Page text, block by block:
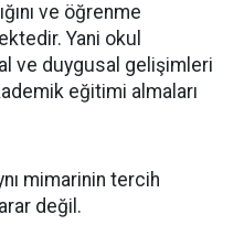
ve öğrenme
Yani okul
ve duygusal gelişimleri
eğitimi almaları
mimarinin tercih
değil.